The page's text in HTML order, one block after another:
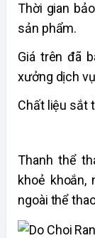
Thời gian
sản phẩm.
Giá trên đã
xưởng dịch
Chất liệu sắt
Thanh thể
khoẻ khoắn,
ngoài thể